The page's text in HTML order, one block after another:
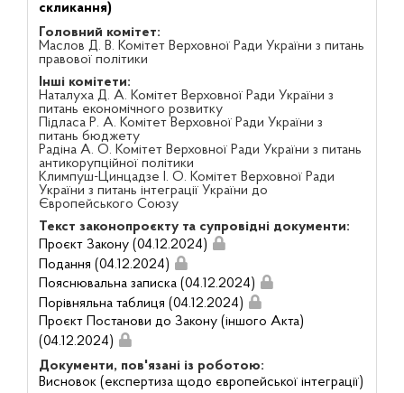
скликання)
Головний комітет:
Маслов Д. В. Комітет Верховної Ради України з питань
правової політики
Інші комітети:
Наталуха Д. А. Комітет Верховної Ради України з
питань економічного розвитку
Підласа Р. А. Комітет Верховної Ради України з
питань бюджету
Радіна А. О. Комітет Верховної Ради України з питань
антикорупційної політики
Климпуш-Цинцадзе І. О. Комітет Верховної Ради
України з питань інтеграції України до
Європейського Союзу
Текст законопроєкту та супровідні документи:
Проєкт Закону (04.12.2024)
Подання (04.12.2024)
Пояснювальна записка (04.12.2024)
Порівняльна таблиця (04.12.2024)
Проєкт Постанови до Закону (іншого Акта)
(04.12.2024)
Документи, пов'язані із роботою:
Висновок (експертиза щодо європейської інтеграції)